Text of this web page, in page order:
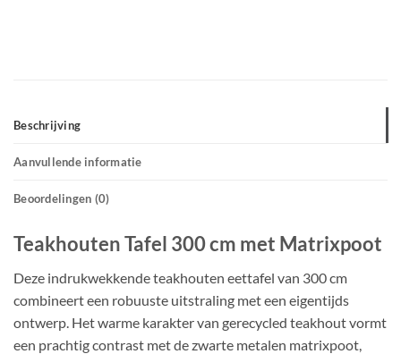
Beschrijving
Aanvullende informatie
Beoordelingen (0)
Teakhouten Tafel 300 cm met Matrixpoot
Deze indrukwekkende teakhouten eettafel van 300 cm
combineert een robuuste uitstraling met een eigentijds
ontwerp. Het warme karakter van gerecycled teakhout vormt
een prachtig contrast met de zwarte metalen matrixpoot,